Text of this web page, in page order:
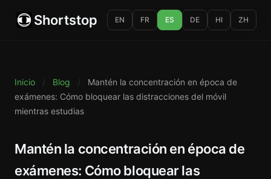
Shortstop EN FR ES DE HI ZH
Inicio / Blog /
Mantén la concentración en época de
exámenes: Cómo bloquear las distracciones del móvil
mientras estudias
Mantén la concentración en época de
exámenes: Cómo bloquear las